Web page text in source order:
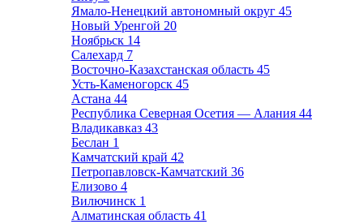
Ямало-Ненецкий автономный округ 45
Новый Уренгой 20
Ноябрьск 14
Салехард 7
Восточно-Казахстанская область 45
Усть-Каменогорск 45
Астана 44
Республика Северная Осетия — Алания 44
Владикавказ 43
Беслан 1
Камчатский край 42
Петропавловск-Камчатский 36
Елизово 4
Вилючинск 1
Алматинская область 41